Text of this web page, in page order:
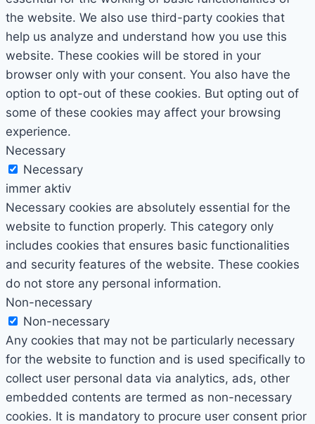
the website. We also use third-party cookies that
help us analyze and understand how you use this
website. These cookies will be stored in your
browser only with your consent. You also have the
option to opt-out of these cookies. But opting out of
some of these cookies may affect your browsing
experience.
Necessary
Necessary
immer aktiv
Necessary cookies are absolutely essential for the
website to function properly. This category only
includes cookies that ensures basic functionalities
and security features of the website. These cookies
do not store any personal information.
Non-necessary
Non-necessary
Any cookies that may not be particularly necessary
for the website to function and is used specifically to
collect user personal data via analytics, ads, other
embedded contents are termed as non-necessary
cookies. It is mandatory to procure user consent prior